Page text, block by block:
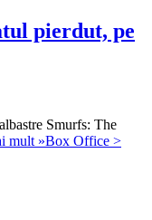
pierdut, pe
Smurfs: The
mult »Box Office >